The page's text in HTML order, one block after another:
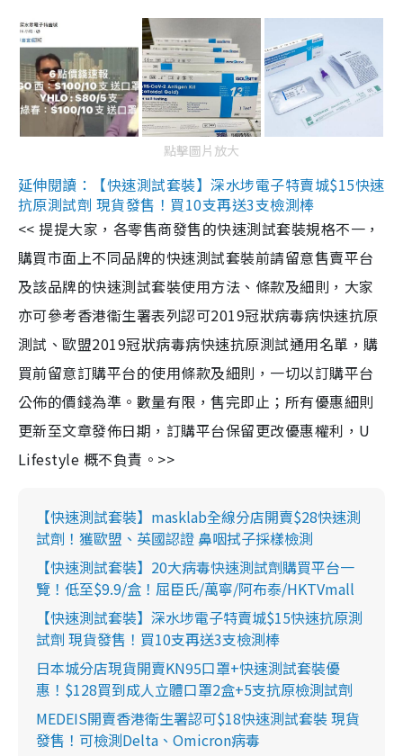
點擊圖片放大
延伸閱讀：【快速測試套裝】深水埗電子特賣城$15快速
抗原測試劑 現貨發售！買10支再送3支檢測棒
<< 提提大家，各零售商發售的快速測試套裝規格不一，
購買市面上不同品牌的快速測試套裝前請留意售賣平台
及該品牌的快速測試套裝使用方法、條款及細則，大家
亦可參考香港衞生署表列認可2019冠狀病毒病快速抗原
測試、歐盟2019冠狀病毒病快速抗原測試通用名單，購
買前留意訂購平台的使用條款及細則，一切以訂購平台
公佈的價錢為準。數量有限，售完即止；所有優惠細則
更新至文章發佈日期，訂購平台保留更改優惠權利，U
Lifestyle 概不負責。>>
【快速測試套裝】masklab全線分店開賣$28快速測
試劑！獲歐盟、英國認證 鼻咽拭子採樣檢測
【快速測試套裝】20大病毒快速測試劑購買平台一
覽！低至$9.9/盒！屈臣氏/萬寧/阿布泰/HKTVmall
【快速測試套裝】深水埗電子特賣城$15快速抗原測
試劑 現貨發售！買10支再送3支檢測棒
日本城分店現貨開賣KN95口罩+快速測試套裝優
惠！$128買到成人立體口罩2盒+5支抗原檢測試劑
MEDEIS開賣香港衛生署認可$18快速測試套裝 現貨
發售！可檢測Delta、Omicron病毒